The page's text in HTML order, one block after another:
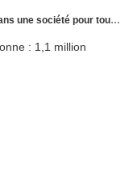
société pour tous les âges